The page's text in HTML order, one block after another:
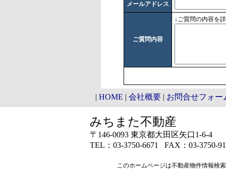
メールアドレス
ご質問内容
↓ご質問の内容を
| HOME | 会社概要 | お問合せフォー
みちまた不動産
〒146-0093 東京都大田区矢口1-6-4
TEL：03-3750-6671 FAX：03-3750-
このホームページは不動産物件情報検